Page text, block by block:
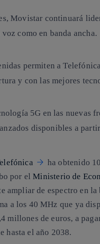
Movistar continuará
como en banda ancha.
permiten a
y con las mejores
5G en las nuevas
disponibles a
ha obtenido
por elMinisterio de
ampliar de espectro en
a los 40 MHz que ya
millones de euros, a
hasta el año 2038.